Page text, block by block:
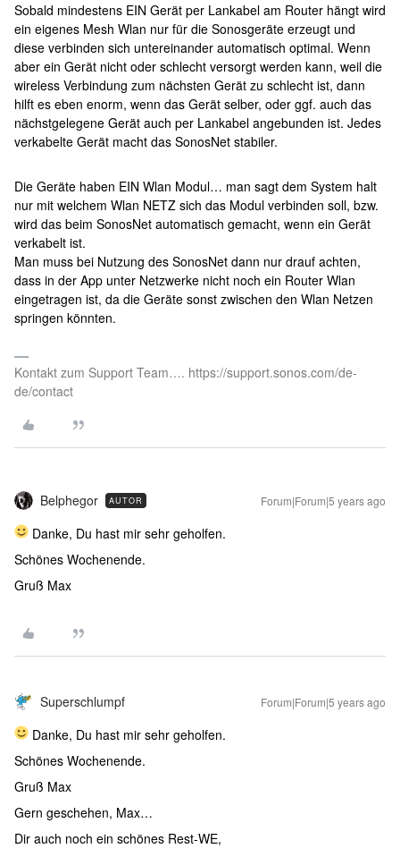
Sobald mindestens EIN Gerät per Lankabel am Router hängt wird
ein eigenes Mesh Wlan nur für die Sonosgeräte erzeugt und
diese verbinden sich untereinander automatisch optimal. Wenn
aber ein Gerät nicht oder schlecht versorgt werden kann, weil die
wireless Verbindung zum nächsten Gerät zu schlecht ist, dann
hilft es eben enorm, wenn das Gerät selber, oder ggf. auch das
nächstgelegene Gerät auch per Lankabel angebunden ist. Jedes
verkabelte Gerät macht das SonosNet stabiler.
Die Geräte haben EIN Wlan Modul… man sagt dem System halt
nur mit welchem Wlan NETZ sich das Modul verbinden soll, bzw.
wird das beim SonosNet automatisch gemacht, wenn ein Gerät
verkabelt ist.
Man muss bei Nutzung des SonosNet dann nur drauf achten,
dass in der App unter Netzwerke nicht noch ein Router Wlan
eingetragen ist, da die Geräte sonst zwischen den Wlan Netzen
springen könnten.
Kontakt zum Support Team…. https://support.sonos.com/de-
de/contact
Belphegor AUTOR Forum|Forum|5 years ago
Danke, Du hast mir sehr geholfen.
Schönes Wochenende.
Gruß Max
Superschlumpf Forum|Forum|5 years ago
Danke, Du hast mir sehr geholfen.
Schönes Wochenende.
Gruß Max
Gern geschehen, Max…
Dir auch noch ein schönes Rest-WE,